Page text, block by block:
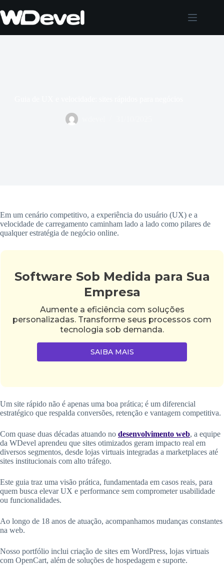
para
o
Em um cenário competitivo, a experiência do usuário (UX) e a
velocidade de carregamento caminham lado a lado como pilares de
qualquer estratégia de negócio online.
Software Sob Medida para Sua
Empresa
Aumente a eficiência com soluções
personalizadas. Transforme seus processos com
tecnologia sob demanda.
SAIBA MAIS
Um site rápido não é apenas uma boa prática; é um diferencial
estratégico que respalda conversões, retenção e vantagem competitiva.
Com quase duas décadas atuando no desenvolvimento web, a equipe
da WDevel aprendeu que sites otimizados geram impacto real em
diversos segmentos, desde lojas virtuais integradas a marketplaces até
sites institucionais com alto tráfego.
Este guia traz uma visão prática, fundamentada em casos reais, para
quem busca elevar UX e performance sem comprometer usabilidade
ou funcionalidades.
Ao longo de 18 anos de atuação, acompanhamos mudanças constantes
na web.
Nosso portfólio inclui criação de sites em WordPress, lojas virtuais
com OpenCart, além de soluções de hospedagem e suporte.